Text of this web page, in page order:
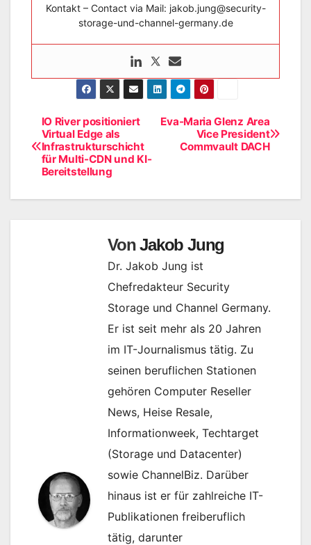
Kontakt – Contact via Mail: jakob.jung@security-
storage-und-channel-germany.de
BeitragsnavigationEva-Maria Glenz Area
Vice President
Commvault DACH
IO River positioniert
Virtual Edge als
Infrastrukturschicht
für Multi-CDN und KI-
Bereitstellung
VonJakob Jung
Dr. Jakob Jung ist
Chefredakteur Security
Storage und Channel Germany.
Er ist seit mehr als 20 Jahren
im IT-Journalismus tätig. Zu
seinen beruflichen Stationen
gehören Computer Reseller
News, Heise Resale,
Informationweek, Techtarget
(Storage und Datacenter)
sowie ChannelBiz. Darüber
hinaus ist er für zahlreiche IT-
Publikationen freiberuflich
tätig, darunter